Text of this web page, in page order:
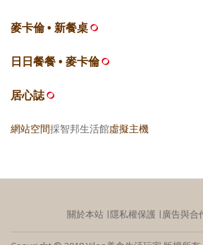
麥卡倫 • 新餐桌
日日餐餐 • 麥卡倫
居心誌
網站空間採智邦生活館虛擬主機
關於本站 ∣隱私權保護 ∣廣告與合